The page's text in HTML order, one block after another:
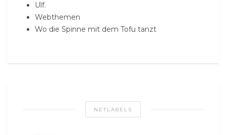
Ulf.
Webthemen
Wo die Spinne mit dem Tofu tanzt
NETLABELS